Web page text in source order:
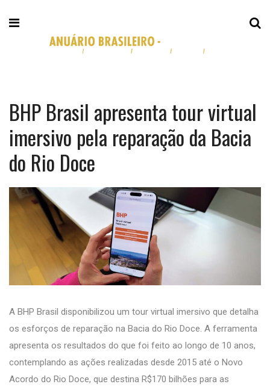
BHP Brasil apresenta tour virtual
imersivo pela reparação da Bacia
do Rio Doce
A BHP Brasil disponibilizou um tour virtual imersivo que detalha
os esforços de reparação na Bacia do Rio Doce. A ferramenta
apresenta os resultados do que foi feito ao longo de 10 anos,
contemplando as ações realizadas desde 2015 até o Novo
Acordo do Rio Doce, que destina R$170 bilhões para as